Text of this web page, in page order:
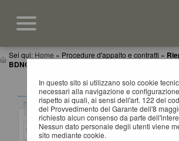
Sei qui: Home » Procedure d'appalto e contratti »
BDNCP
In questo sito si utilizzano solo cookie
necessari alla navigazione e
rispetto ai quali, ai sensi dell'art. 122 del
del Provvedimento del Garante dell'8
richiesto alcun consenso da parte
Nessun dato personale degli utenti viene
sito mediante cookie.
RIEPILOGO CONTRATTI
Criteri di ricerca
CIG: